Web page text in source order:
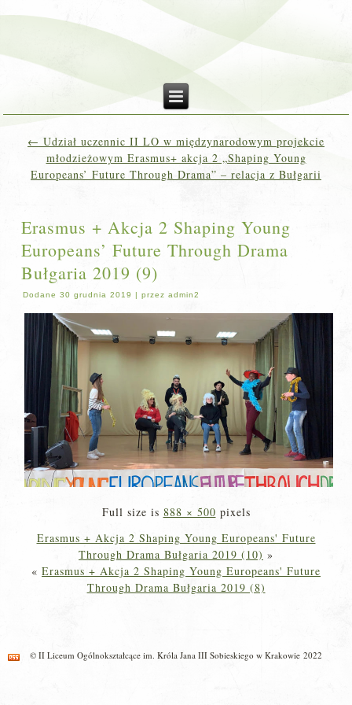
← Udział uczennic II LO w międzynarodowym projekcie
młodzieżowym Erasmus+ akcja 2 „Shaping Young
Europeans’ Future Through Drama” – relacja z Bułgarii
Erasmus + Akcja 2 Shaping Young
Europeans’ Future Through Drama
Bułgaria 2019 (9)
Dodane 30 grudnia 2019 |przez admin2
Full size is 888 × 500 pixels
Erasmus + Akcja 2 Shaping Young Europeans' Future
Through Drama Bułgaria 2019 (10) »
« Erasmus + Akcja 2 Shaping Young Europeans' Future
Through Drama Bułgaria 2019 (8)
© II Liceum Ogólnokształcące im. Króla Jana III Sobieskiego w Krakowie 2022